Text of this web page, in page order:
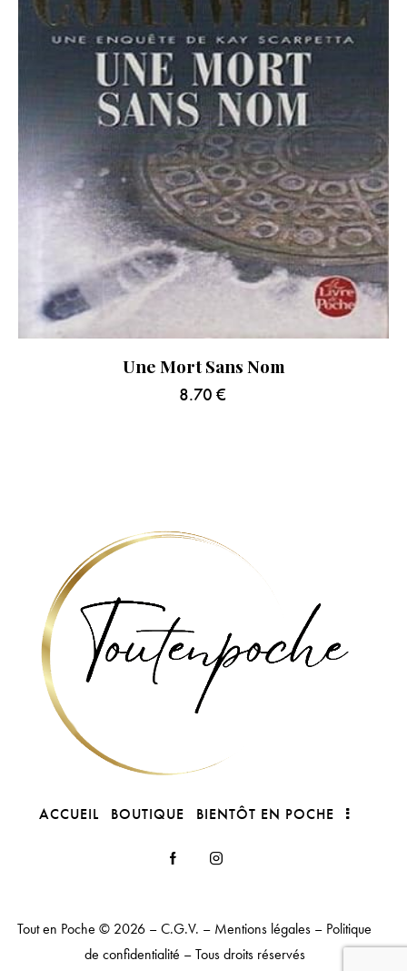
Une Mort Sans Nom
8.70 €
ACCUEIL BOUTIQUE BIENTÔT EN POCHE
Tout en Poche © 2026 –C.G.V. – Mentions légales – Politique
de confidentialité – Tous droits réservés